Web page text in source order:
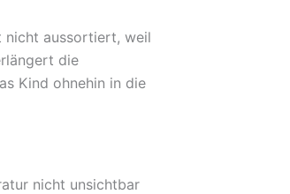
nicht aussortiert, weil
die
Kind ohnehin in die
nicht unsichtbar